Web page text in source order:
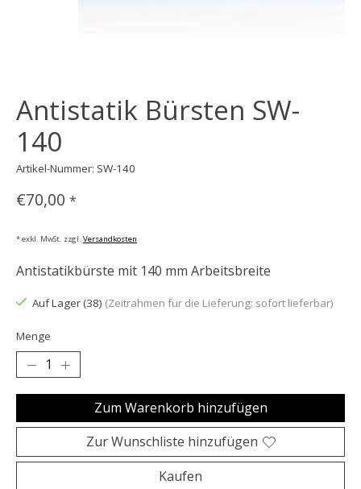
Antistatik Bürsten SW-
140
Artikel-Nummer: SW-140
€70,00 *
* exkl. MwSt. zzgl. Versandkosten
Antistatikbürste mit 140 mm Arbeitsbreite
Auf Lager (38) (Zeitrahmen für die Lieferung: sofort lieferbar)
Menge
Zum Warenkorb hinzufügen
Zur Wunschliste hinzufügen
Kaufen